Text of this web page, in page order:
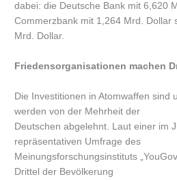
dabei: die Deutsche Bank mit 6,620
Commerzbank mit 1,264 Mrd. Dollar
Mrd. Dollar.
Friedensorganisationen machen
Die Investitionen in Atomwaffen sind
werden von der Mehrheit der
Deutschen abgelehnt. Laut einer im
repräsentativen Umfrage des
Meinungsforschungsinstituts
Drittel der Bevölkerung